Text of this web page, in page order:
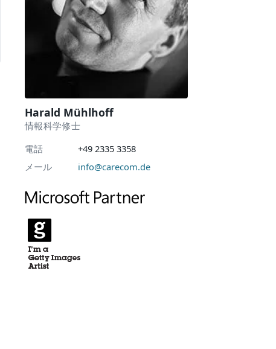
Harald Mühlhoff
情報科学修士
電話
+49 2335 3358
メール
info@carecom.de